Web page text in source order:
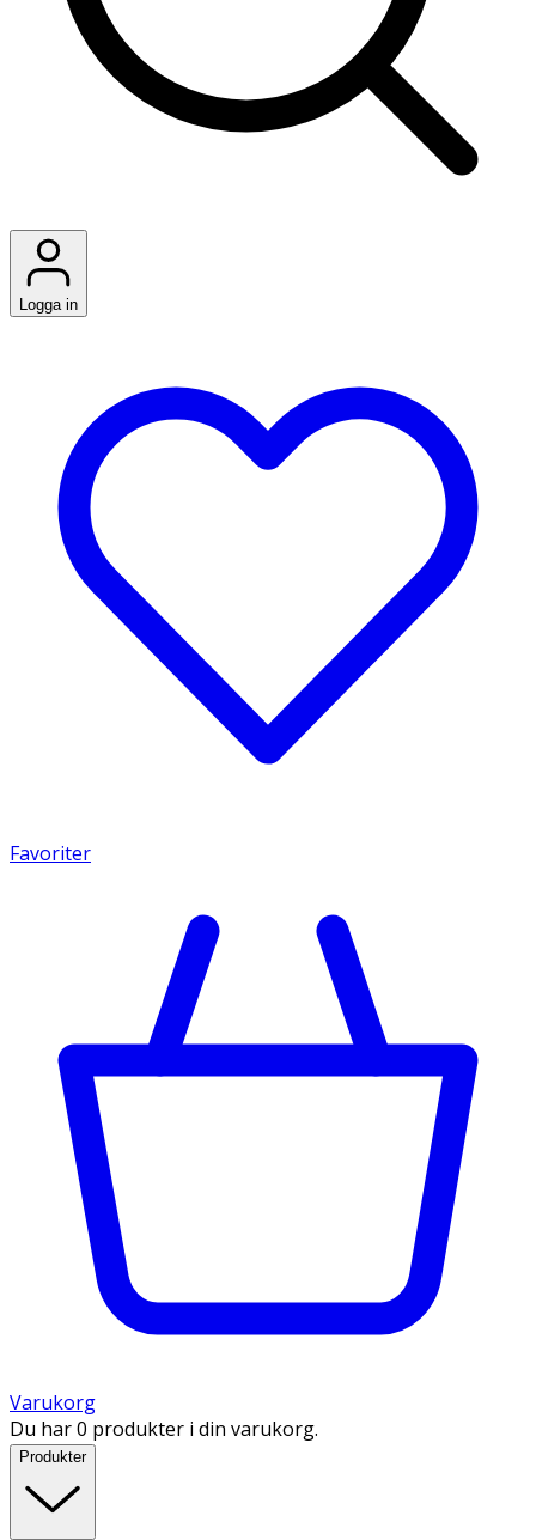
Logga in
Favoriter
Varukorg
Du har 0 produkter i din varukorg.
Produkter